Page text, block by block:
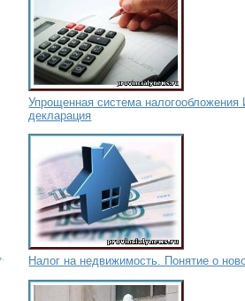
Упрощенная система
декларация
Налог на недвижимость. Понятие о